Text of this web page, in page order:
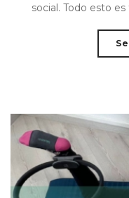
social. Todo esto